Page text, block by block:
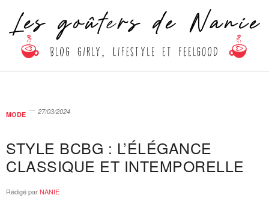
MODE 27/03/2024
STYLE BCBG : L’ÉLÉGANCE
CLASSIQUE ET INTEMPORELLE
Rédigé parNANIE